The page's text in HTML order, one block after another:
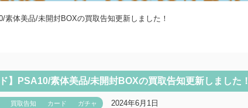
素体美品/未開封BOXの買取告知更新しました！
】PSA10/素体美品/未開封BOXの買取告知更新しました！
買取告知 カード ガチャ 2024年6月1日